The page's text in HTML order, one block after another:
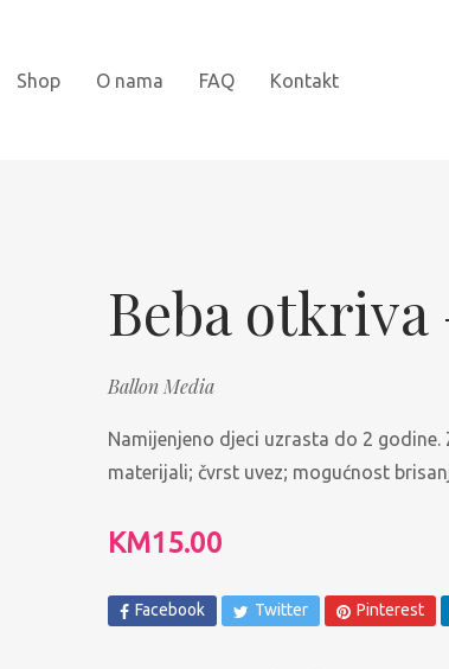
Shop
Kartonske slikovnice
Najprodavanije
Knjige za djecu
Spomenari i Vježbanke
O nama FAQ Kontakt
Beba otkriva
Ballon Media
Namijenjeno djeci uzrasta do 2
materijali; čvrst uvez; mogućnost
KM15.00
Facebook Twitter Pinterest